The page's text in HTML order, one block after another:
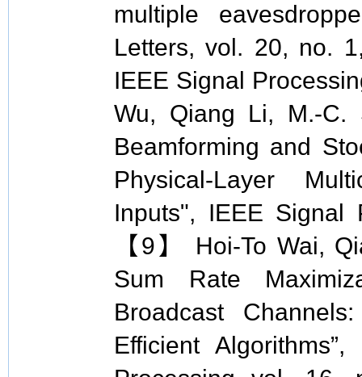
multiple
Letters, vol. 20, no.
IEEE Signal
Wu, Qiang Li, M.-C.
Beamforming and
Physical-Layer
Inputs", IEEE Signal
【9】 Hoi-To Wai,
Sum Rate
Broadcast
Efficient